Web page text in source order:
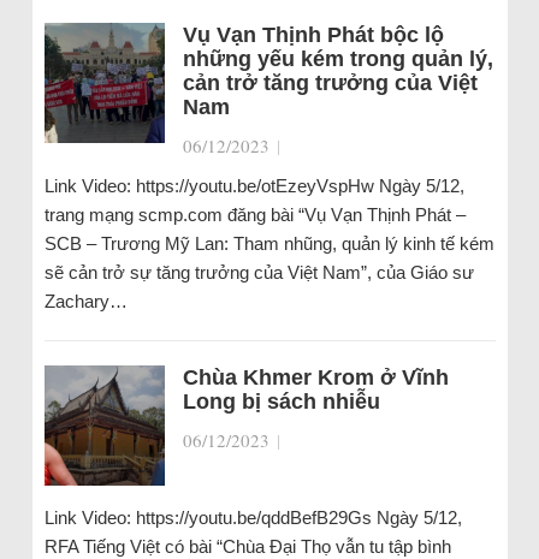
Vụ Vạn Thịnh Phát bộc lộ
những yếu kém trong quản lý,
cản trở tăng trưởng của Việt
Nam
06/12/2023 |
Link Video: https://youtu.be/otEzeyVspHw Ngày 5/12,
trang mạng scmp.com đăng bài “Vụ Vạn Thịnh Phát –
SCB – Trương Mỹ Lan: Tham nhũng, quản lý kinh tế kém
sẽ cản trở sự tăng trưởng của Việt Nam”, của Giáo sư
Zachary…
Chùa Khmer Krom ở Vĩnh
Long bị sách nhiễu
06/12/2023 |
Link Video: https://youtu.be/qddBefB29Gs Ngày 5/12,
RFA Tiếng Việt có bài “Chùa Đại Thọ vẫn tu tập bình